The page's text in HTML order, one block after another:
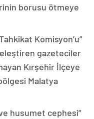
borusu ötmeye
Komisyon’u”
gazeteciler
Kırşehir İlçeye
Malatya
husumet cephesi”